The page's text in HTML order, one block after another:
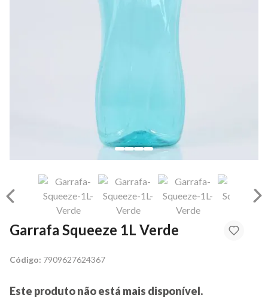
Garrafa Squeeze 1L Verde
Código: 7909627624367
Este produto não está mais disponível.